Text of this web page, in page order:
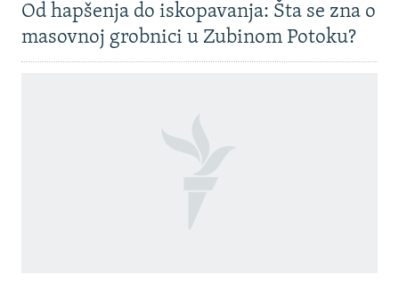
Od hapšenja do iskopavanja: Šta se zna o
masovnoj grobnici u Zubinom Potoku?